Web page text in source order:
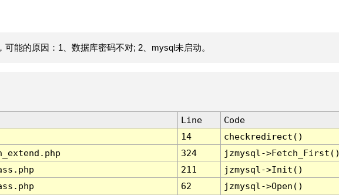
能的原因：1、数据库密码不对; 2、mysql未启动。
Line
Code
14
checkredirect()
324
jzmysql-
211
jzmysql->Init()
62
jzmysql->Open()